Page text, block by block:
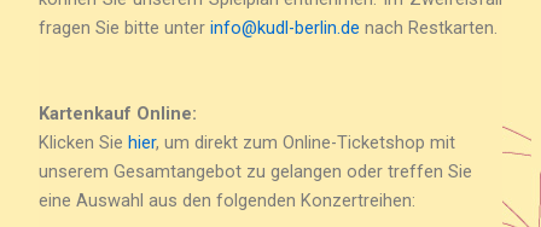
fragen Sie bitte unterinfo@kudl-berlin.de nach Restkarten.
Kartenkauf Online:
Klicken Siehier, um direkt zum Online-Ticketshop mit
unserem Gesamtangebot zu gelangen oder treffen Sie
eine Auswahl aus den folgenden Konzertreihen: